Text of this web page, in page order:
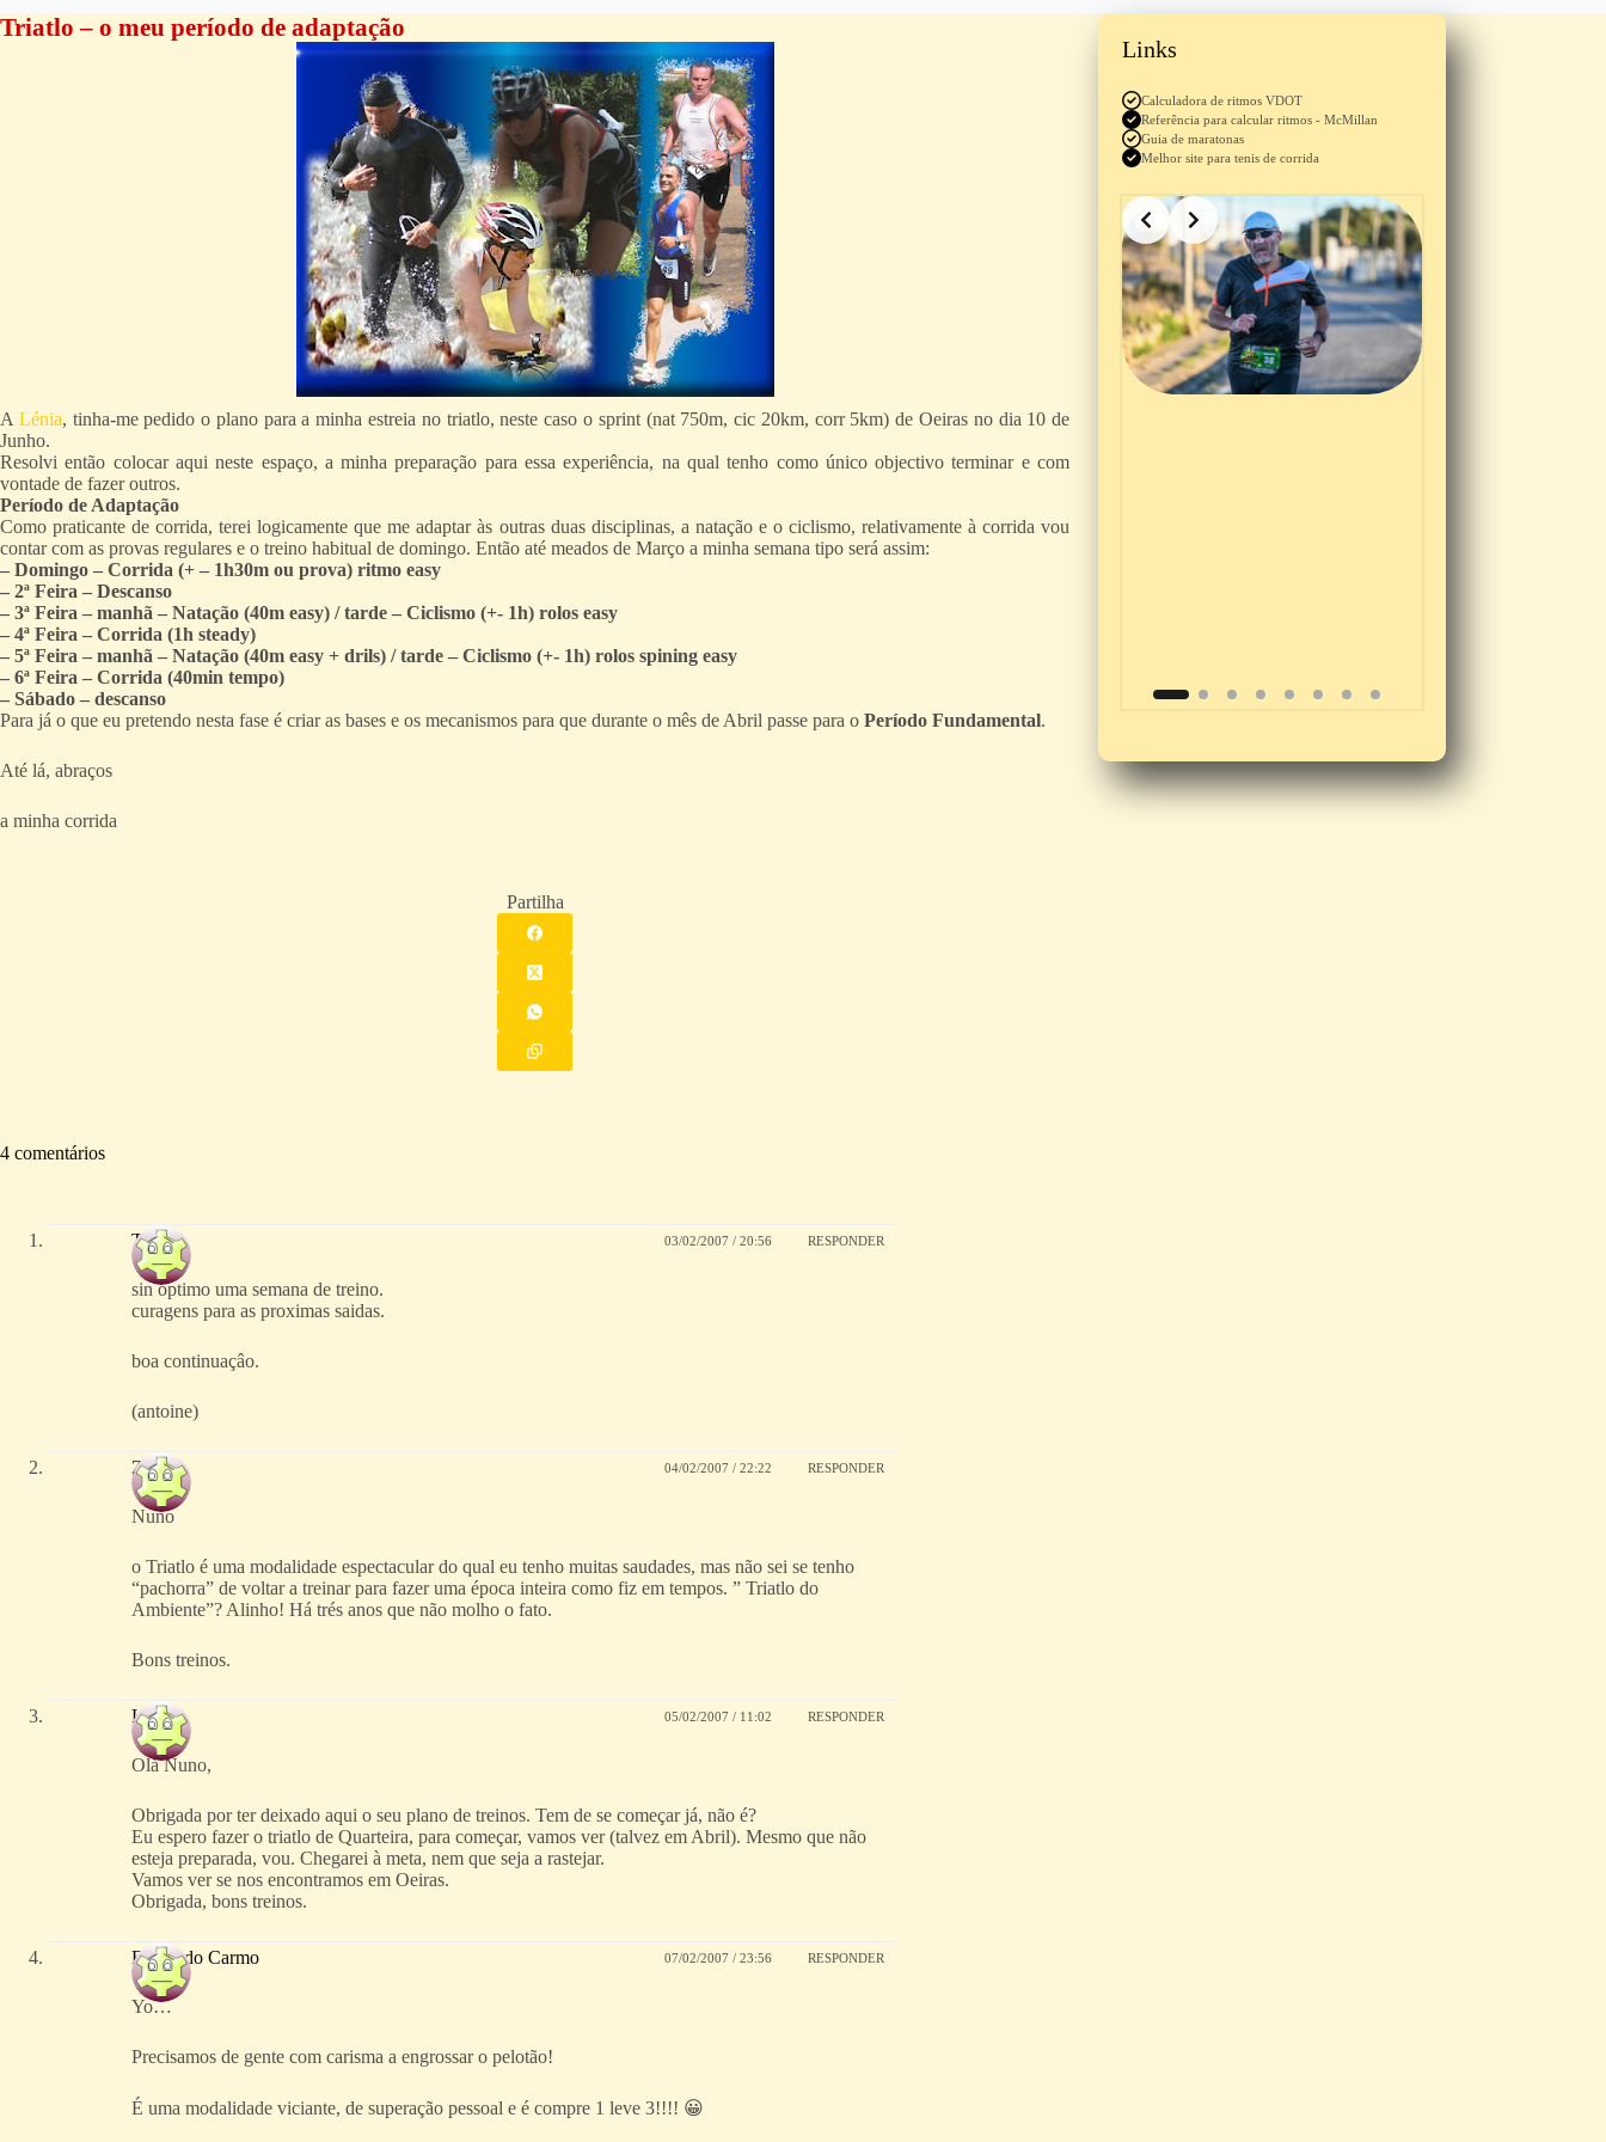
Triatlo – o meu período de adaptação
A Lénia, tinha-me pedido o plano para a minha estreia no triatlo, neste caso o sprint (nat 750m, cic 20km, corr 5km) de Oeiras no dia 10 de
Junho.
Resolvi então colocar aqui neste espaço, a minha preparação para essa experiência, na qual tenho como único objectivo terminar e com
vontade de fazer outros.
Período de Adaptação
Como praticante de corrida, terei logicamente que me adaptar às outras duas disciplinas, a natação e o ciclismo, relativamente à corrida vou
contar com as provas regulares e o treino habitual de domingo. Então até meados de Março a minha semana tipo será assim:
– Domingo – Corrida (+ – 1h30m ou prova) ritmo easy
– 2ª Feira – Descanso
– 3ª Feira – manhã – Natação (40m easy) / tarde – Ciclismo (+- 1h) rolos easy
– 4ª Feira – Corrida (1h steady)
– 5ª Feira – manhã – Natação (40m easy + drils) / tarde – Ciclismo (+- 1h) rolos spining easy
– 6ª Feira – Corrida (40min tempo)
– Sábado – descanso
Para já o que eu pretendo nesta fase é criar as bases e os mecanismos para que durante o mês de Abril passe para o Período Fundamental.
Até lá, abraços
a minha corrida
Partilha
Links
Calculadora de ritmos VDOT
Referência para calcular ritmos - McMillan
Guia de maratonas
Melhor site para tenis de corrida
4 comentários
TOTO 03/02/2007 / 20:56 RESPONDER
sin optimo uma semana de treino.
curagens para as proximas saidas.
boa continuaçâo.
(antoine)
Zen 04/02/2007 / 22:22 RESPONDER
Nuno
o Triatlo é uma modalidade espectacular do qual eu tenho muitas saudades, mas não sei se tenho
“pachorra” de voltar a treinar para fazer uma época inteira como fiz em tempos. ” Triatlo do
Ambiente”? Alinho! Há trés anos que não molho o fato.
Bons treinos.
Lénia 05/02/2007 / 11:02 RESPONDER
Olá Nuno,
Obrigada por ter deixado aqui o seu plano de treinos. Tem de se começar já, não é?
Eu espero fazer o triatlo de Quarteira, para começar, vamos ver (talvez em Abril). Mesmo que não
esteja preparada, vou. Chegarei à meta, nem que seja a rastejar.
Vamos ver se nos encontramos em Oeiras.
Obrigada, bons treinos.
Fernando Carmo 07/02/2007 / 23:56 RESPONDER
Yo…
Precisamos de gente com carisma a engrossar o pelotão!
É uma modalidade viciante, de superação pessoal e é compre 1 leve 3!!!! 😀